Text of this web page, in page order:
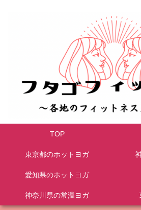
TOP
東京都のホットヨガ
愛知県のホットヨガ
神奈川県の常温ヨガ